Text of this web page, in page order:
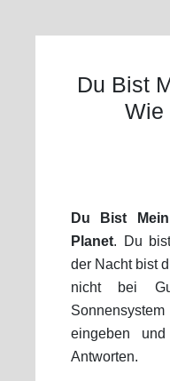
Du Bist
Wie
Du Bist
Planet. Du
der Nacht bist
nicht bei
eingeben
Antworten.